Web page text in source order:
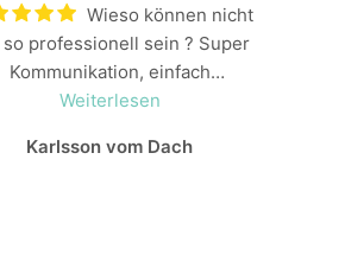
professionell sein ? Super
Kommunikation, einfach
schnelle Lieferung
und kein Dreck hinterlassen.
Weiterlesen
Karlsson vom Dach